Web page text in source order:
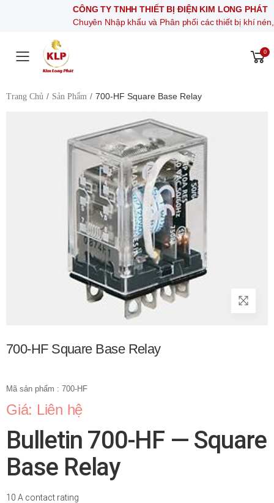
CÔNG TY TNHH THIẾT BỊ ĐIỆN KIM LONG PHÁT
Chuyên Nhập khẩu và Phân phối các thiết bị khí nén, thiết bị
Toggle mobile menu
0
Trang Chủ Sản Phẩm 700-HF Square Base Relay
700-HF Square Base Relay
Mã sản phẩm : 700-HF
Giá: Liên hệ
Bulletin 700-HF — Square
Base Relay
10 A contact rating